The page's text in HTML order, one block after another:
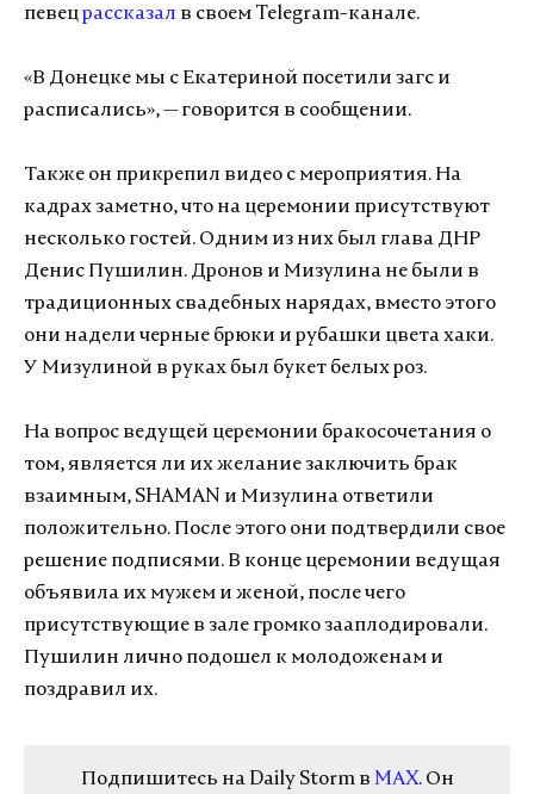
певецрассказал в своем Telegram-канале.
«В Донецке мы с Екатериной посетили загс и
расписались», — говорится в сообщении.
Также он прикрепил видео с мероприятия. На
кадрах заметно, что на церемонии присутствуют
несколько гостей. Одним из них был глава ДНР
Денис Пушилин. Дронов и Мизулина не были в
традиционных свадебных нарядах, вместо этого
они надели черные брюки и рубашки цвета хаки.
У Мизулиной в руках был букет белых роз.
На вопрос ведущей церемонии бракосочетания о
том, является ли их желание заключить брак
взаимным, SHAMAN и Мизулина ответили
положительно. После этого они подтвердили свое
решение подписями. В конце церемонии ведущая
объявила их мужем и женой, после чего
присутствующие в зале громко зааплодировали.
Пушилин лично подошел к молодоженам и
поздравил их.
Подпишитесь на Daily Storm в MAX. Он